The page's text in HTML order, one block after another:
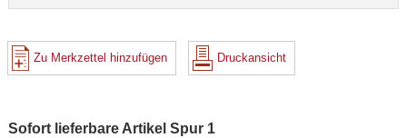
Zu Merkzettel hinzufügen Druckansicht
Sofort lieferbare Artikel Spur 1